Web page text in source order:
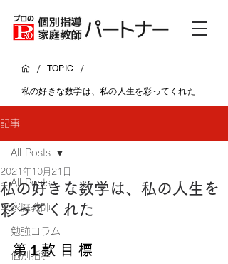
/ TOPIC /
私の好きな数学は、私の人生を彩ってくれた
記事
All Posts
家庭教師
勉強コラム
個別指導
All Posts
私の好きな数学は、私の人生を
彩ってくれた
2021年10月21日
第１款 目 標